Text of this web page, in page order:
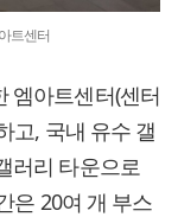
트센터
엠아트센터(센터
고, 국내 유수 갤
러리 타운으로
은 20여 개 부스